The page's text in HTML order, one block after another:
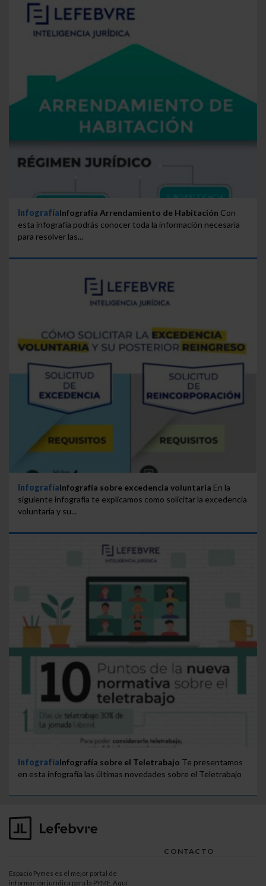
InfografíaInfografía Arrendamiento de Habitación Con
esta infografía podrás conocer toda la información necesaria
para resolver las...
InfografíaInfografía sobre excedencia voluntaria En la
siguiente infografía te explicamos como solicitar la excedencia
voluntaria y su...
InfografíaInfografía sobre el Teletrabajo Te presentamos
en esta infografía las últimas novedades sobre el Teletrabajo
CONTACTO
Espacio Pymes es el mejor portal de
información jurídica para la PYME . Aquí